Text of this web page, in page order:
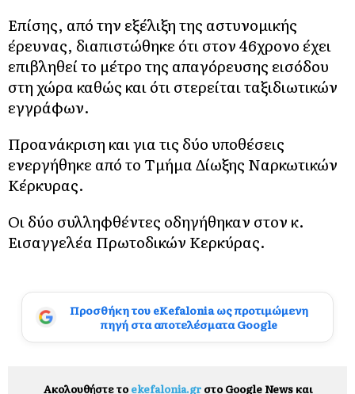
Επίσης, από την εξέλιξη της αστυνομικής
έρευνας, διαπιστώθηκε ότι στον 46χρονο έχει
επιβληθεί το μέτρο της απαγόρευσης εισόδου
στη χώρα καθώς και ότι στερείται ταξιδιωτικών
εγγράφων.
Προανάκριση και για τις δύο υποθέσεις
ενεργήθηκε από το Τμήμα Δίωξης Ναρκωτικών
Κέρκυρας.
Οι δύο συλληφθέντες οδηγήθηκαν στον κ.
Εισαγγελέα Πρωτοδικών Κερκύρας.
Προσθήκη του eKefalonia ως προτιμώμενη
πηγή στα αποτελέσματα Google
Ακολουθήστε το ekefalonia.grστο Google News και